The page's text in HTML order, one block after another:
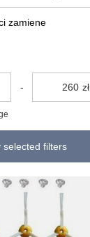
zamiene
- zł
selected filters